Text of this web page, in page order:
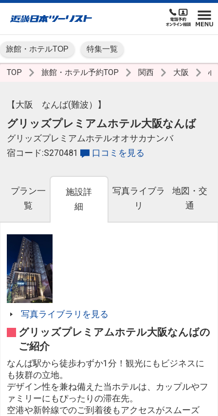
旅館・ホテルTOP 特集一覧
TOP 旅館・ホテル予約TOP 関西 大阪 心
【大阪 なんば(難波）】
グリッズプレミアムホテル大阪なんば
グリッズプレミアムホテルオオサカナンバ
宿コード:S270481
口コミを見る
プラン一
覧
施設詳
細
写真ライブラ
リ
地図・交
通
写真ライブラリを見る
グリッズプレミアムホテル大阪なんばの
ご紹介
なんば駅から徒歩わずか1分！観光にもビジネスに
も抜群の立地。
デザイン性を兼ね備えた当ホテルは、カップルやフ
ァミリーにもぴったりの滞在先。
空港や新幹線でのご到着後もアクセスがスムーズ